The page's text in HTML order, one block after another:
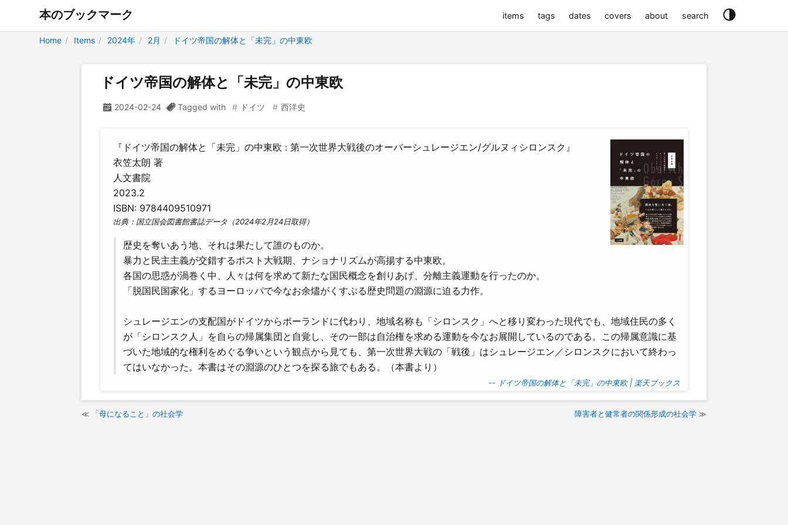
本のブックマーク items tags dates covers about search
Home Items 2024年 2月 ドイツ帝国の解体と「未完」の中東欧
ドイツ帝国の解体と「未完」の中東欧
2024-02-24 Tagged with ドイツ 西洋史
『ドイツ帝国の解体と「未完」の中東欧 : 第一次世界大戦後のオーバーシュレージエン/グルヌィシロンスク』
衣笠太朗 著
人文書院
2023.2
ISBN: 9784409510971
出典：国立国会図書館書誌データ（2024年2月24日取得）
歴史を奪いあう地、それは果たして誰のものか。
暴力と民主主義が交錯するポスト大戦期、ナショナリズムが高揚する中東欧。
各国の思惑が渦巻く中、人々は何を求めて新たな国民概念を創りあげ、分離主義運動を行ったのか。
「脱国民国家化」するヨーロッパで今なお余燼がくすぶる歴史問題の淵源に迫る力作。
シュレージエンの支配国がドイツからポーランドに代わり、地域名称も「シロンスク」へと移り変わった現代でも、地域住民の多く
が「シロンスク人」を自らの帰属集団と自覚し、その一部は自治権を求める運動を今なお展開しているのである。この帰属意識に基
づいた地域的な権利をめぐる争いという観点から見ても、第一次世界大戦の「戦後」はシュレージエン／シロンスクにおいて終わっ
てはいなかった。本書はその淵源のひとつを探る旅でもある。（本書より）
-- ドイツ帝国の解体と「未完」の中東欧 | 楽天ブックス
「母になること」の社会学 障害者と健常者の関係形成の社会学